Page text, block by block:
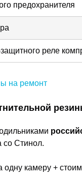
предохранителя
реле
на ремонт
со Стинол.
одну камеру +